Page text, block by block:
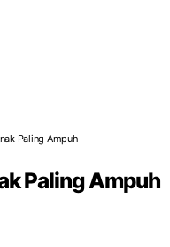
Paling Ampuh
Paling Ampuh